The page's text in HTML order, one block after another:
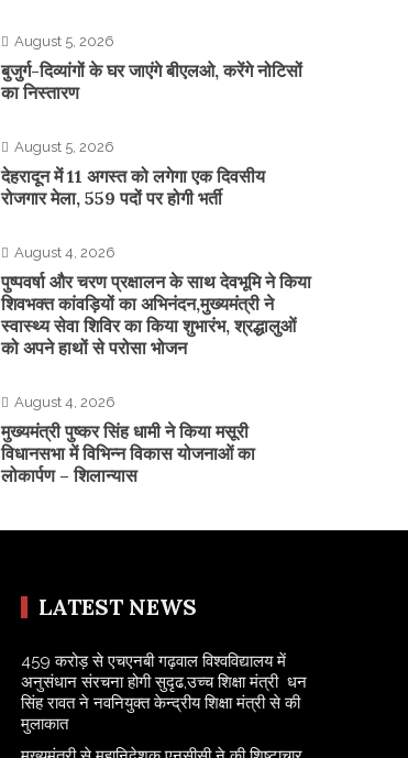
August 5, 2026
बुजुर्ग-दिव्यांगों के घर जाएंगे बीएलओ, करेंगे नोटिसों
का निस्तारण
August 5, 2026
​देहरादून में 11 अगस्त को लगेगा एक दिवसीय
रोजगार मेला, 559 पदों पर होगी भर्ती
August 4, 2026
पुष्पवर्षा और चरण प्रक्षालन के साथ देवभूमि ने किया
शिवभक्त कांवड़ियों का अभिनंदन,मुख्यमंत्री ने
स्वास्थ्य सेवा शिविर का किया शुभारंभ, श्रद्धालुओं
को अपने हाथों से परोसा भोजन
August 4, 2026
मुख्यमंत्री पुष्कर सिंह धामी ने किया मसूरी
विधानसभा में विभिन्न विकास योजनाओं का
लोकार्पण – शिलान्यास
LATEST NEWS
459 करोड़ से एचएनबी गढ़वाल विश्वविद्यालय में
अनुसंधान संरचना होगी सुदृढ,उच्च शिक्षा मंत्री धन
सिंह रावत ने नवनियुक्त केन्द्रीय शिक्षा मंत्री से की
मुलाकात